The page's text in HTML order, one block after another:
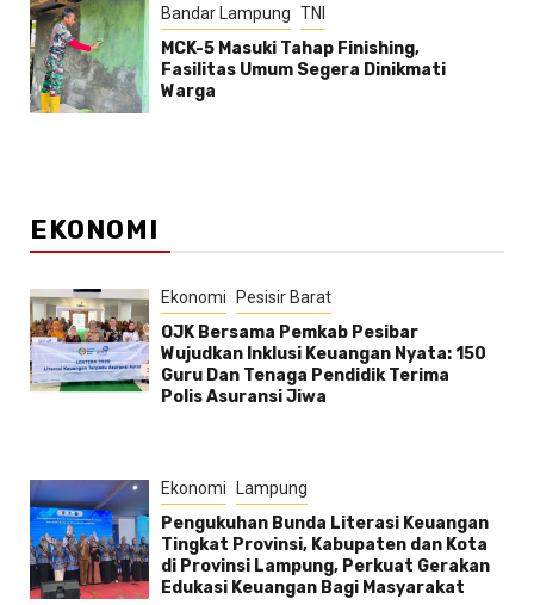
Bandar Lampung TNI
MCK-5 Masuki Tahap Finishing,
Fasilitas Umum Segera Dinikmati
Warga
EKONOMI
Ekonomi Pesisir Barat
OJK Bersama Pemkab Pesibar
Wujudkan Inklusi Keuangan Nyata: 150
Guru Dan Tenaga Pendidik Terima
Polis Asuransi Jiwa
Ekonomi Lampung
Pengukuhan Bunda Literasi Keuangan
Tingkat Provinsi, Kabupaten dan Kota
di Provinsi Lampung, Perkuat Gerakan
Edukasi Keuangan Bagi Masyarakat